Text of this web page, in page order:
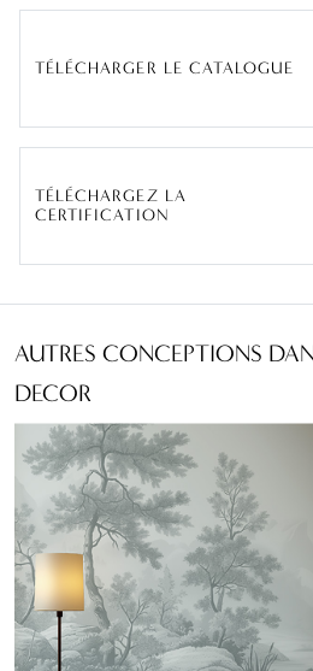
TÉLÉCHARGER LE CATALOGUE
TÉLÉCHARGEZ LA
CERTIFICATION
AUTRES CONCEPTIONS
DECOR